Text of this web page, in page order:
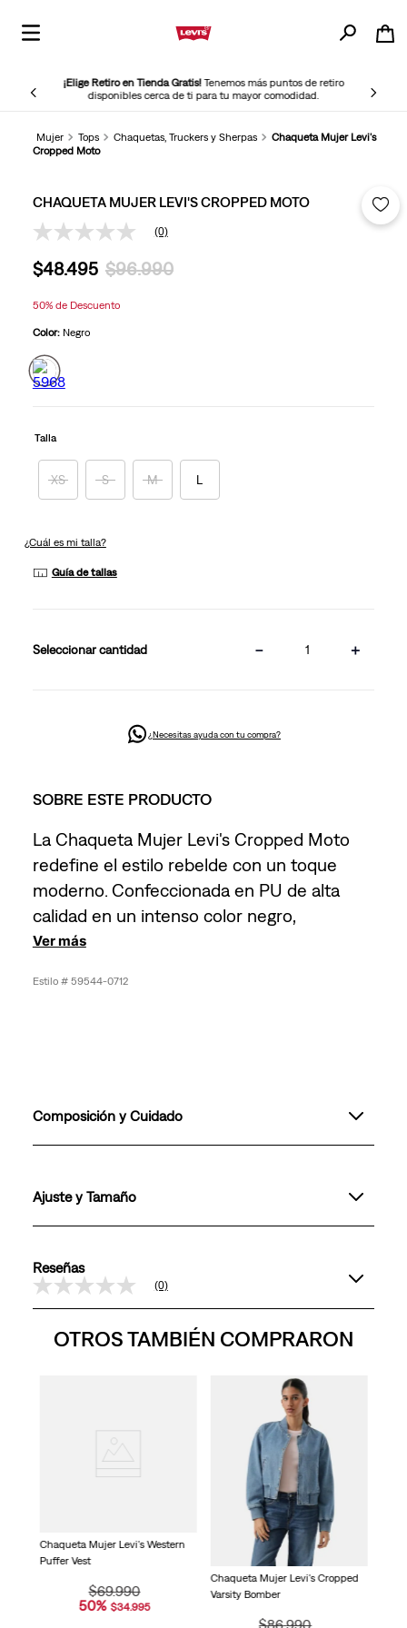
¡Elige Retiro en Tienda Gratis!Tenemos más puntos de retiro
disponibles cerca de ti para tu mayor comodidad.
Mujer Tops Chaquetas, Truckers y Sherpas
Chaqueta Mujer Levi's
Cropped Moto
CHAQUETA MUJER LEVI'S CROPPED MOTO
Sin
Enlace
en
misma
página.
(0)
$48.495 $96.990
50%de Descuento
Color: Negro
Talla
XS S M L
¿Cuál es mi talla?
Guía de tallas
cantidad ＋
－
¿Necesitas ayuda con tu compra?
SOBRE ESTE PRODUCTO
La Chaqueta Mujer Levi's Cropped Moto
redefine el estilo rebelde con un toque
moderno. Confeccionada en PU de alta
calidad en un intenso color negro,
Ver más
59544-0712
Composición y Cuidado
Ajuste y Tamaño
Reseñas
Sin
puntuación
(0)
OTROS TAMBIÉN COMPRARON
Chaqueta Mujer Levi's Western
Puffer Vest
$69.990
50% $34.995
Chaqueta Mujer Levi's Cropped
Varsity Bomber
$86.990